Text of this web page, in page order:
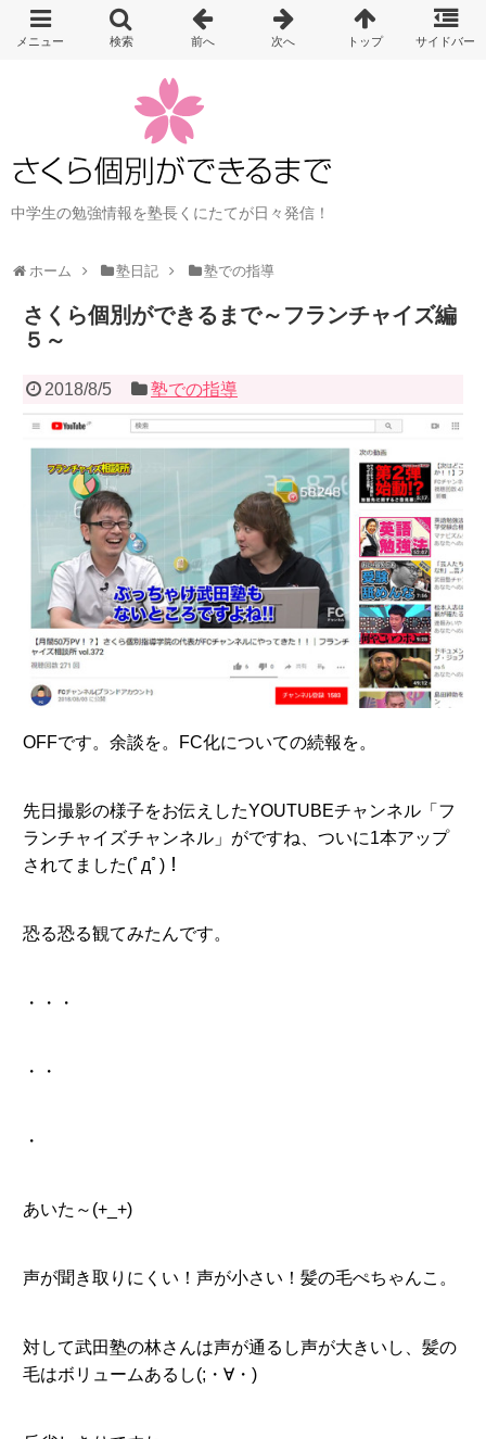
中学生の勉強情報を塾長くにたてが日々発信！
ホーム 塾日記 塾での指導
さくら個別ができるまで～フランチャイズ編
５～
2018/8/5 塾での指導
OFFです。余談を。FC化についての続報を。
先日撮影の様子をお伝えしたYOUTUBEチャンネル「フ
ランチャイズチャンネル」がですね、ついに1本アップ
されてました(ﾟдﾟ)！
恐る恐る観てみたんです。
・・・
・・
・
あいた～(+_+)
声が聞き取りにくい！声が小さい！髪の毛ぺちゃんこ。
対して武田塾の林さんは声が通るし声が大きいし、髪の
毛はボリュームあるし(;・∀・)